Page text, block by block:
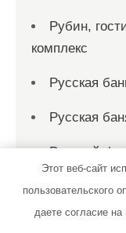
Рубин,
комплекс
Русская
Русская
Русский
Рыбка,
Рэн,
Этот веб-сайт
пользовательского
даете согласие